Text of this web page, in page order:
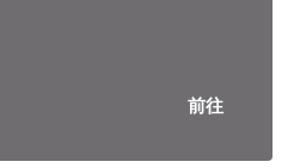
前往